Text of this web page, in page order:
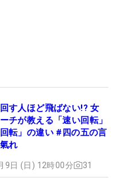
す人ほど飛ばない!? 女
チが教える「速い回転」
転」の違い #四の五の言
れ
9日 (日) 12時00分 31